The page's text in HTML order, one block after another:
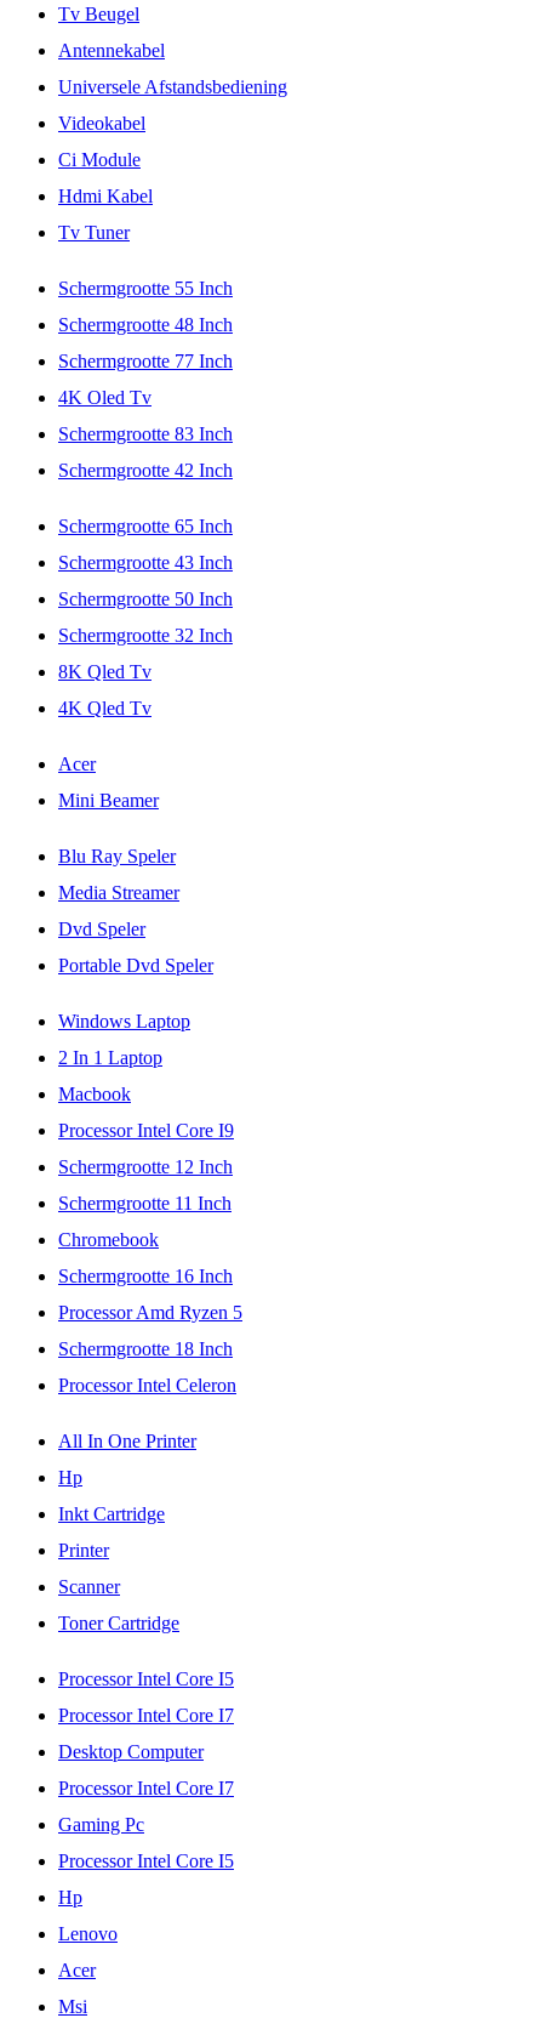
Tv Beugel
Antennekabel
Universele Afstandsbediening
Videokabel
Ci Module
Hdmi Kabel
Tv Tuner
Schermgrootte 55 Inch
Schermgrootte 48 Inch
Schermgrootte 77 Inch
4K Oled Tv
Schermgrootte 83 Inch
Schermgrootte 42 Inch
Schermgrootte 65 Inch
Schermgrootte 43 Inch
Schermgrootte 50 Inch
Schermgrootte 32 Inch
8K Qled Tv
4K Qled Tv
Acer
Mini Beamer
Blu Ray Speler
Media Streamer
Dvd Speler
Portable Dvd Speler
Windows Laptop
2 In 1 Laptop
Macbook
Processor Intel Core I9
Schermgrootte 12 Inch
Schermgrootte 11 Inch
Chromebook
Schermgrootte 16 Inch
Processor Amd Ryzen 5
Schermgrootte 18 Inch
Processor Intel Celeron
All In One Printer
Hp
Inkt Cartridge
Printer
Scanner
Toner Cartridge
Processor Intel Core I5
Processor Intel Core I7
Desktop Computer
Processor Intel Core I7
Gaming Pc
Processor Intel Core I5
Hp
Lenovo
Acer
Msi